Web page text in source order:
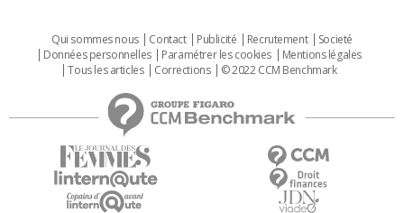
Qui sommes nous Contact Publicité Recrutement
Societé
Données personnelles
Paramétrer les cookies
Mentions légales
Tous les articles
Corrections © 2022 CCM Benchmark